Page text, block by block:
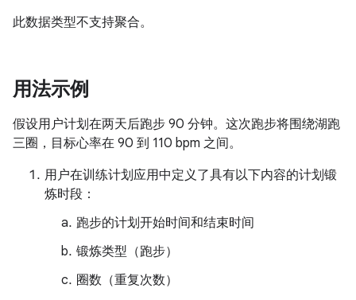
此数据类型不支持聚合。
用法示例
假设用户计划在两天后跑步 90 分钟。这次跑步将围绕湖跑
三圈，目标心率在 90 到 110 bpm 之间。
用户在训练计划应用中定义了具有以下内容的计划锻
炼时段：
跑步的计划开始时间和结束时间
锻炼类型（跑步）
圈数（重复次数）